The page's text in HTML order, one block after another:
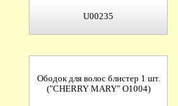
U00235
Ободок для волос блистер 1 шт.
("CHERRY MARY" O1004)